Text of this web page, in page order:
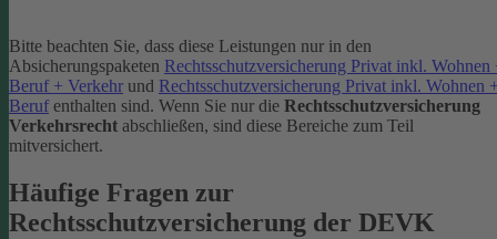
Bitte beachten Sie, dass diese Leistungen nur in den
Absicherungspaketen Rechtsschutzversicherung Privat inkl. Wohnen
Beruf + Verkehr und Rechtsschutzversicherung Privat inkl. Wohnen
Beruf enthalten sind. Wenn Sie nur die Rechtsschutzversicherung
Verkehrsrecht abschließen, sind diese Bereiche zum Teil
mitversichert.
Häufige Fragen zur
Rechtsschutzversicherung der DEVK